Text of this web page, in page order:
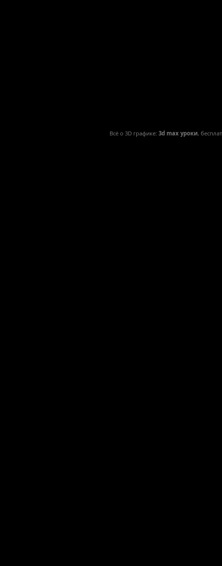
Всё о 3D графике: 3d max уроки,